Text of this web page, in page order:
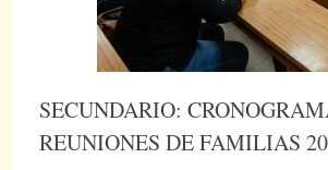
SECUNDARIO:
REUNIONES DE FAMILIAS